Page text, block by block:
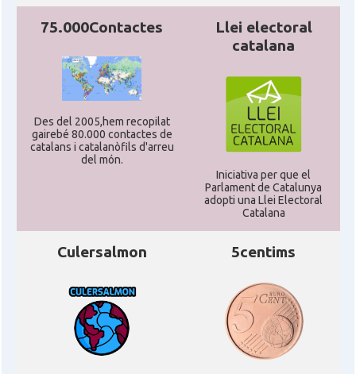
75.000Contactes
Des del 2005,hem recopilat
gairebé 80.000 contactes de
catalans i catalanòfils d'arreu
del món.
Llei electoral
catalana
Iniciativa per que el
Parlament de Catalunya
adopti una Llei Electoral
Catalana
Culersalmon 5centims